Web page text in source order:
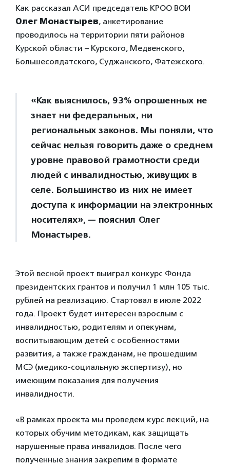
Как рассказал АСИ председатель КРОО ВОИ
Олег Монастырев, анкетирование
проводилось на территории пяти районов
Курской области – Курского, Медвенского,
Большесолдатского, Суджанского, Фатежского.
«Как выяснилось, 93% опрошенных не
знает ни федеральных, ни
региональных законов. Мы поняли, что
сейчас нельзя говорить даже о среднем
уровне правовой грамотности среди
людей с инвалидностью, живущих в
селе. Большинство из них не имеет
доступа к информации на электронных
носителях», — пояснил Олег
Монастырев.
Этой весной проект выиграл конкурс Фонда
президентских грантов и получил 1 млн 105 тыс.
рублей на реализацию. Стартовал в июле 2022
года. Проект будет интересен взрослым с
инвалидностью, родителям и опекунам,
воспитывающим детей с особенностями
развития, а также гражданам, не прошедшим
МСЭ (медико-социальную экспертизу), но
имеющим показания для получения
инвалидности.
«В рамках проекта мы проведем курс лекций, на
которых обучим методикам, как защищать
нарушенные права инвалидов. После чего
полученные знания закрепим в формате